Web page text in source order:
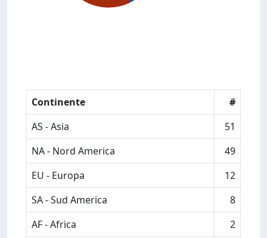
Continente
#
AS - Asia
51
NA - Nord America
49
EU - Europa
12
SA - Sud America
8
AF - Africa
2